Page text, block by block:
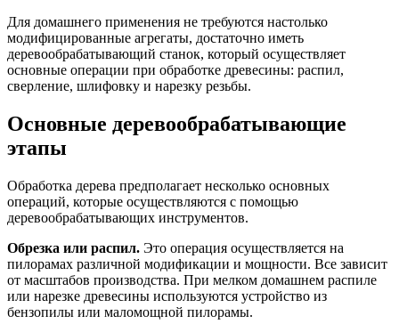
Для домашнего применения не требуются настолько
модифицированные агрегаты, достаточно иметь
деревообрабатывающий станок, который осуществляет
основные операции при обработке древесины: распил,
сверление, шлифовку и нарезку резьбы.
Основные деревообрабатывающие
этапы
Обработка дерева предполагает несколько основных
операций, которые осуществляются с помощью
деревообрабатывающих инструментов.
Обрезка или распил. Это операция осуществляется на
пилорамах различной модификации и мощности. Все зависит
от масштабов производства. При мелком домашнем распиле
или нарезке древесины используются устройство из
бензопилы или маломощной пилорамы.